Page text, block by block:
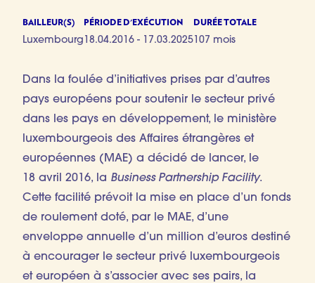
BAILLEUR(S)
Luxembourg
PÉRIODE D'EXÉCUTION
18.04.2016 - 17.03.2025
DURÉE TOTALE
107 mois
Dans la foulée d’initiatives prises par d’autres
pays européens pour soutenir le secteur privé
dans les pays en développement, le ministère
luxembourgeois des Affaires étrangères et
européennes (MAE) a décidé de lancer, le
18 avril 2016, la Business Partnership Facility.
Cette facilité prévoit la mise en place d’un fonds
de roulement doté, par le MAE, d’une
enveloppe annuelle d’un million d’euros destiné
à encourager le secteur privé luxembourgeois
et européen à s’associer avec ses pairs, la